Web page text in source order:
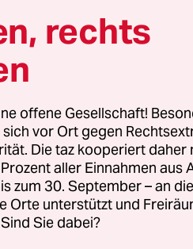
(OKFN) seit
OK Labs auf.
aus einer Stadt
können“, sagt
rechts
offene Gesellschaft!
vor Ort gegen
Die taz kooperiert daher
aller Einnahmen aus
zum 30. September – an
Orte unterstützt und
Sie dabei?